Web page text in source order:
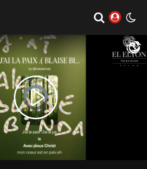
Video
Player
is
loading.
Play
Video